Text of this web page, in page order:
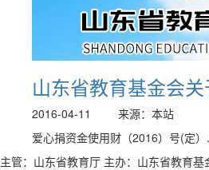
山东省教育基金会
2016-04-11
来源：本站
爱心捐资金使用财（2016）号(定
主管：山东省教育厅 主办：山东省教育